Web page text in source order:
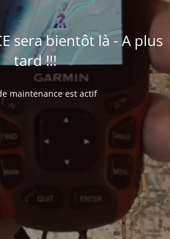
sera bientôt là - A plus
tard !!!
maintenance est actif